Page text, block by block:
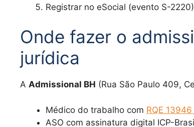
Registrar no eSocial (evento S-2220)
Onde fazer o
jurídica
A Admissional BH (Rua São Paulo 409,
Médico do trabalho com RQE
ASO com assinatura digital ICP-